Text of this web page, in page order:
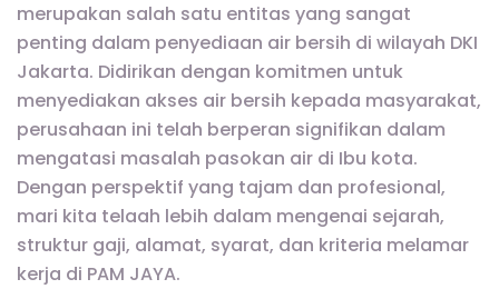
merupakan salah satu entitas yang sangat
penting dalam penyediaan air bersih di wilayah DKI
Jakarta. Didirikan dengan komitmen untuk
menyediakan akses air bersih kepada masyarakat,
perusahaan ini telah berperan signifikan dalam
mengatasi masalah pasokan air di Ibu kota.
Dengan perspektif yang tajam dan profesional,
mari kita telaah lebih dalam mengenai sejarah,
struktur gaji, alamat, syarat, dan kriteria melamar
kerja di PAM JAYA.